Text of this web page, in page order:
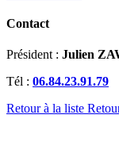
Contact
Président : Julien
Tél : 06.84.23.91.79
Retour à la liste